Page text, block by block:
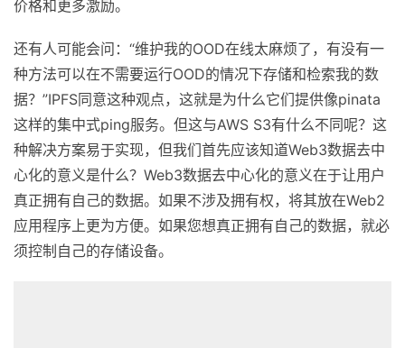
支持在其上建立分散存储匹配市场，为存储资源提供合理的
还有人可能会问：“维护我的OOD在线太麻烦了，有没有一
种方法可以在不需要运行OOD的情况下存储和检索我的数
据？”IPFS同意这种观点，这就是为什么它们提供像pinata
这样的集中式ping服务。但这与AWS S3有什么不同呢？这
种解决方案易于实现，但我们首先应该知道Web3数据去中
心化的意义是什么？Web3数据去中心化的意义在于让用户
真正拥有自己的数据。如果不涉及拥有权，将其放在Web2
应用程序上更为方便。如果您想真正拥有自己的数据，就必